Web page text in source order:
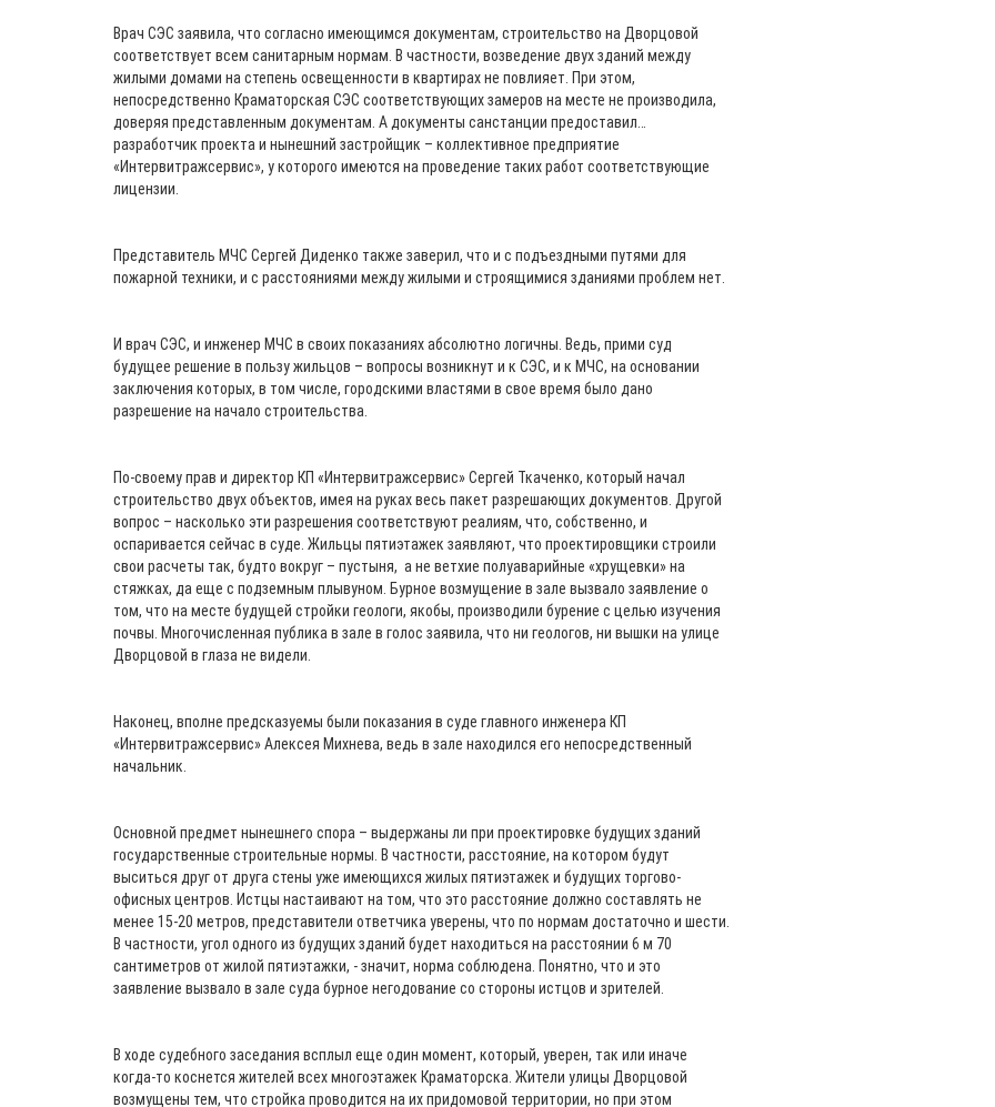
Врач СЭС заявила, что согласно имеющимся документам, строительство на Дворцовой
соответствует всем санитарным нормам. В частности, возведение двух зданий между
жилыми домами на степень освещенности в квартирах не повлияет. При этом,
непосредственно Краматорская СЭС соответствующих замеров на месте не производила,
доверяя представленным документам. А документы санстанции предоставил…
разработчик проекта и нынешний застройщик – коллективное предприятие
«Интервитражсервис», у которого имеются на проведение таких работ соответствующие
лицензии.
Представитель МЧС Сергей Диденко также заверил, что и с подъездными путями для
пожарной техники, и с расстояниями между жилыми и строящимися зданиями проблем нет.
И врач СЭС, и инженер МЧС в своих показаниях абсолютно логичны. Ведь, прими суд
будущее решение в пользу жильцов – вопросы возникнут и к СЭС, и к МЧС, на основании
заключения которых, в том числе, городскими властями в свое время было дано
разрешение на начало строительства.
По-своему прав и директор КП «Интервитражсервис» Сергей Ткаченко, который начал
строительство двух объектов, имея на руках весь пакет разрешающих документов. Другой
вопрос – насколько эти разрешения соответствуют реалиям, что, собственно, и
оспаривается сейчас в суде. Жильцы пятиэтажек заявляют, что проектировщики строили
свои расчеты так, будто вокруг – пустыня, а не ветхие полуаварийные «хрущевки» на
стяжках, да еще с подземным плывуном. Бурное возмущение в зале вызвало заявление о
том, что на месте будущей стройки геологи, якобы, производили бурение с целью изучения
почвы. Многочисленная публика в зале в голос заявила, что ни геологов, ни вышки на улице
Дворцовой в глаза не видели.
Наконец, вполне предсказуемы были показания в суде главного инженера КП
«Интервитражсервис» Алексея Михнева, ведь в зале находился его непосредственный
начальник.
Основной предмет нынешнего спора – выдержаны ли при проектировке будущих зданий
государственные строительные нормы. В частности, расстояние, на котором будут
выситься друг от друга стены уже имеющихся жилых пятиэтажек и будущих торгово-
офисных центров. Истцы настаивают на том, что это расстояние должно составлять не
менее 15-20 метров, представители ответчика уверены, что по нормам достаточно и шести.
В частности, угол одного из будущих зданий будет находиться на расстоянии 6 м 70
сантиметров от жилой пятиэтажки, - значит, норма соблюдена. Понятно, что и это
заявление вызвало в зале суда бурное негодование со стороны истцов и зрителей.
В ходе судебного заседания всплыл еще один момент, который, уверен, так или иначе
когда-то коснется жителей всех многоэтажек Краматорска. Жители улицы Дворцовой
возмущены тем, что стройка проводится на их придомовой территории, но при этом